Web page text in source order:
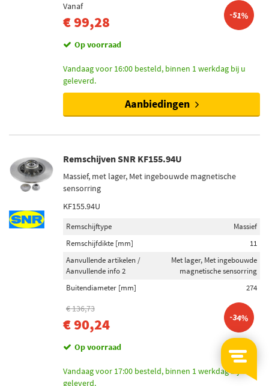
Vanaf
€ 99,28 -51%
Op voorraad
Vandaag voor 16:00 besteld, binnen 1 werkdag bij u
geleverd.
Aanbiedingen
Remschijven SNR KF155.94U
Massief, met lager, Met ingebouwde magnetische
sensorring
KF155.94U
Remschijftype
Massief
Remschijfdikte [mm]
11
Aanvullende artikelen /
Aanvullende info 2
Met lager, Met ingebouwde
magnetische sensorring
Buitendiameter [mm]
274
€ 136,73
€ 90,24 -34%
Op voorraad
Vandaag voor 17:00 besteld, binnen 1 werkdag bij u
geleverd.